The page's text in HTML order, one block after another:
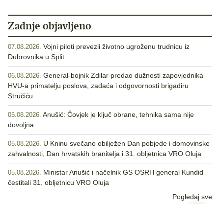
Zadnje objavljeno
07.08.2026. Vojni piloti prevezli životno ugroženu trudnicu iz
Dubrovnika u Split
06.08.2026. General-bojnik Zdilar predao dužnosti zapovjednika
HVU-a primatelju poslova, zadaća i odgovornosti brigadiru
Stručiću
05.08.2026. Anušić: Čovjek je ključ obrane, tehnika sama nije
dovoljna
05.08.2026. U Kninu svečano obilježen Dan pobjede i domovinske
zahvalnosti, Dan hrvatskih branitelja i 31. obljetnica VRO Oluja
05.08.2026. Ministar Anušić i načelnik GS OSRH general Kundid
čestitali 31. obljetnicu VRO Oluja
Pogledaj sve